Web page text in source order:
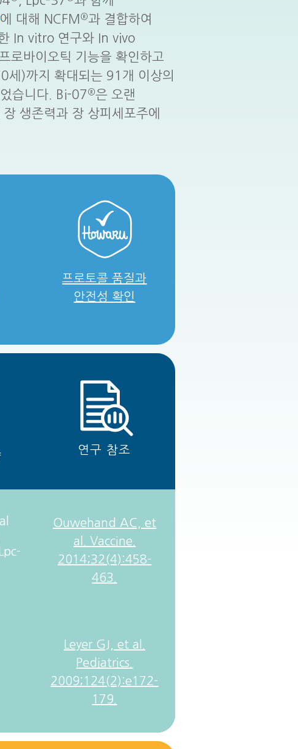
에 대해 NCFM ®과 결합하여
In vitro 연구와 In vivo
로바이오틱 기능을 확인하고
세)까지 확대되는 91개 이상의
습니다. Bi-07 ®은 오랜
생존력과 장 상피세포주에
프로토콜 품질과
안전성 확인
연구 참조
Ouwehand AC, et
al. Vaccine.
2014;32(4):458-
463.
Leyer GJ, et al.
Pediatrics.
2009;124(2):e172-
179.